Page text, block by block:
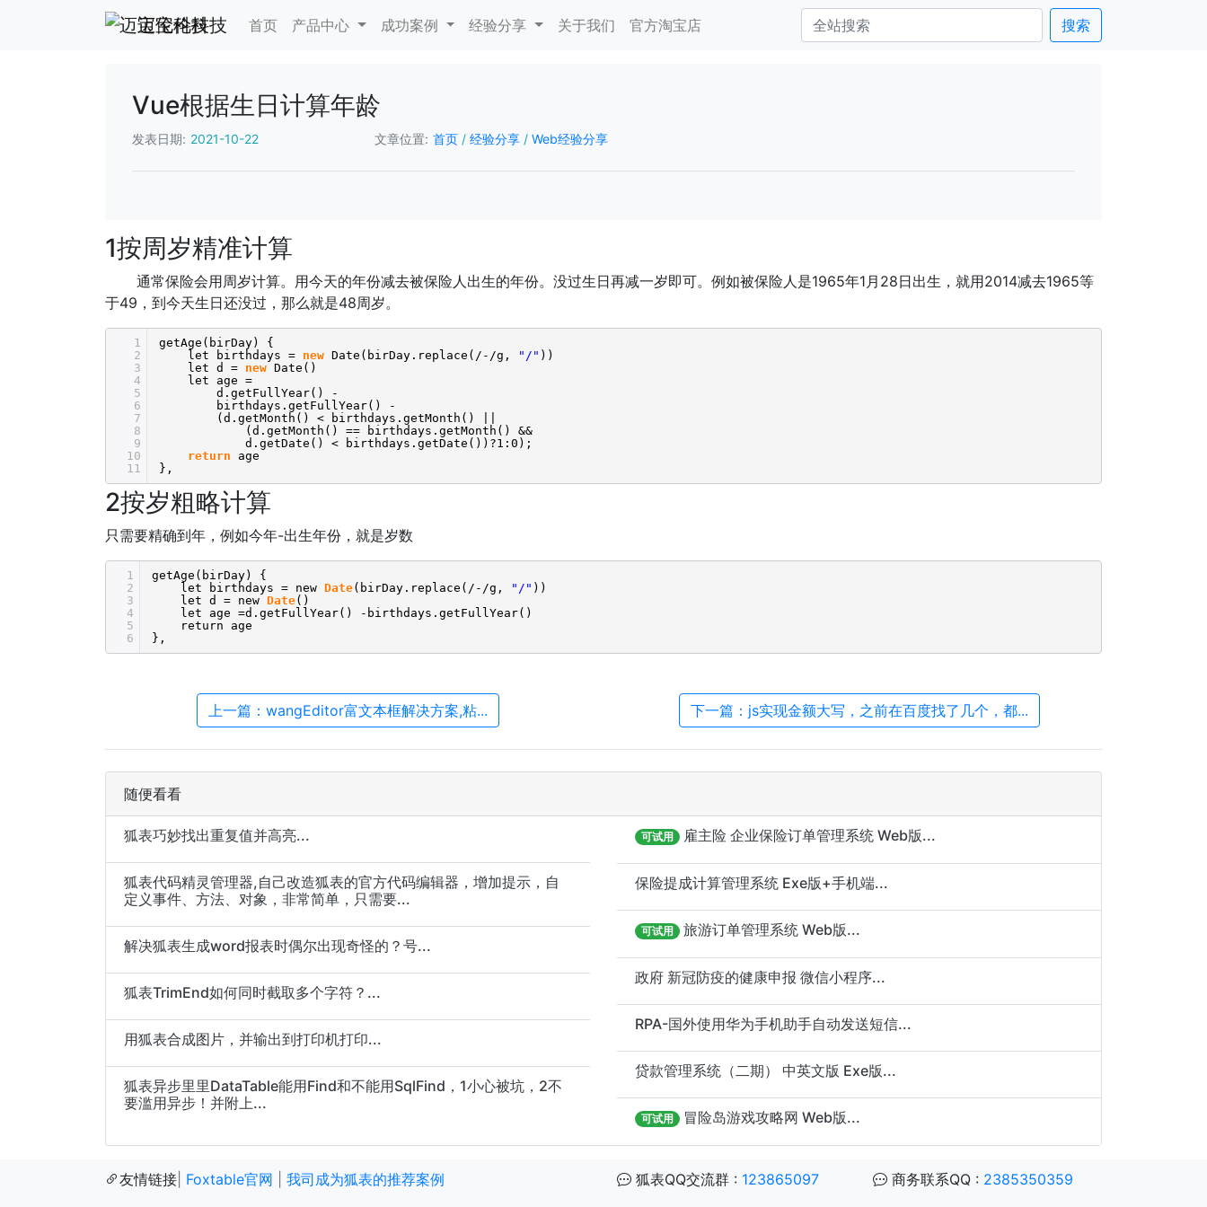
迈宝伦科技 首页 产品中心 成功案例 经验分享 关于我们 官方淘宝店 搜索
Vue根据生日计算年龄
发表日期: 2021-10-22 文章位置: 首页 / 经验分享 / Web经验分享
1按周岁精准计算
通常保险会用周岁计算。用今天的年份减去被保险人出生的年份。没过生日再减一岁即可。例如被保险人是1965年1月28日出生，就用2014减去1965等
于49，到今天生日还没过，那么就是48周岁。
1
2
3
4
5
6
7
8
9
10
11
getAge(birDay) {
let birthdays = new Date(birDay.replace(/-/g, "/" ))
let d = new Date()
let age =
d.getFullYear() -
birthdays.getFullYear() -
(d.getMonth() < birthdays.getMonth() ||
(d.getMonth() == birthdays.getMonth() &&
d.getDate() < birthdays.getDate())?1:0);
return
age
},
2按岁粗略计算
只需要精确到年，例如今年-出生年份，就是岁数
1
2
3
4
5
6
getAge(birDay) {
let birthdays = new Date(birDay.replace(/-/g, "/" ))
let d = new Date()
let age =d.getFullYear() -birthdays.getFullYear()
return age
},
上一篇：wangEditor富文本框解决方案,粘... 下一篇：js实现金额大写，之前在百度找了几个，都...
随便看看
狐表巧妙找出重复值并高亮...
狐表代码精灵管理器,自己改造狐表的官方代码编辑器，增加提示，自
定义事件、方法、对象，非常简单，只需要...
解决狐表生成word报表时偶尔出现奇怪的？号...
狐表TrimEnd如何同时截取多个字符？...
用狐表合成图片，并输出到打印机打印...
狐表异步里里DataTable能用Find和不能用SqlFind，1小心被坑，2不
要滥用异步！并附上...
可试用 雇主险 企业保险订单管理系统 Web版...
保险提成计算管理系统 Exe版+手机端...
可试用 旅游订单管理系统 Web版...
政府 新冠防疫的健康申报 微信小程序...
RPA-国外使用华为手机助手自动发送短信...
贷款管理系统（二期） 中英文版 Exe版...
可试用 冒险岛游戏攻略网 Web版...
友情链接 Foxtable官网 我司成为狐表的推荐案例 狐表QQ交流群 : 123865097 商务联系QQ : 2385350359